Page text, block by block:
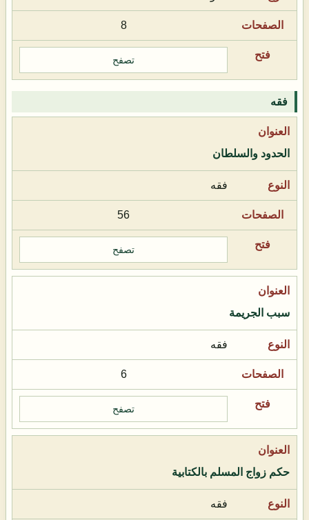
8
تصفح
فقه
الحدود والسلطان
فقه
56
تصفح
سبب الجريمة
فقه
6
تصفح
حكم زواج المسلم بالكتابية
فقه